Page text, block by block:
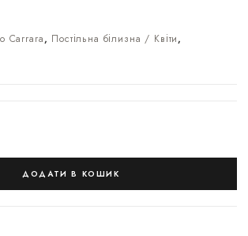
Carrara, Постільна білизна / Квіти,
ДОДАТИ В КОШИК